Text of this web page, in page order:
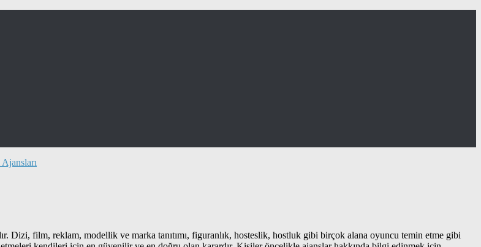
Dizi, film, reklam, modellik ve marka tanıtımı, figuranlık, hosteslik, hostluk gibi birçok alana oyuncu temin etme gibi